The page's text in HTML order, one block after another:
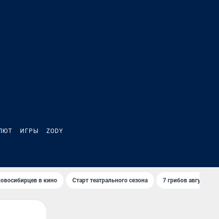
ИГРЫ ZODY
в кино Старт театрального сезона 7 грибов августа